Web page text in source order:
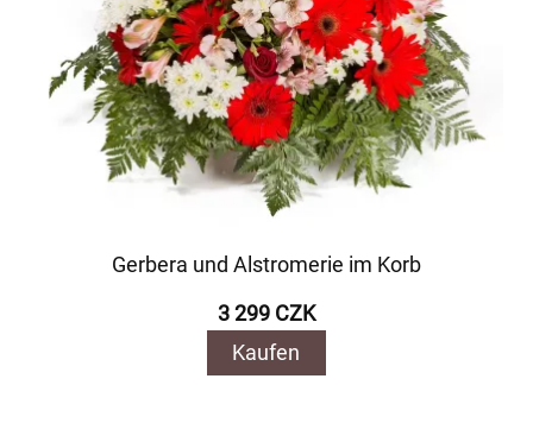
Gerbera und Alstromerie im Korb
3 299 CZK
Kaufen